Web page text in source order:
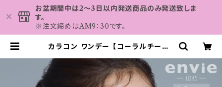
お盆期間中は2～3日以内発送商品のみ発送致しま
す。
※注文締めはAM9：30です。
カラコン ワンデー 【コーラルチーク】
黒木メイサ 度なし 度あり コンタクト
レンズ envie 1day | カラコン M
AHALO